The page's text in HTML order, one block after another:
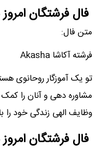
فال فرشتگان
متن فال:
فرشته آکاشا Akasha
تو یک آموزگار روحانوی
مشاوره دهی و آنان را
وظایف الهی زندگی خود را
فال فرشتگان